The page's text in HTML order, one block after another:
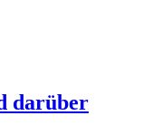
darüber